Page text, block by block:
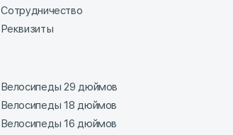
Сотрудничество
Реквизиты
Велосипеды 29 дюймов
Велосипеды 18 дюймов
Велосипеды 16 дюймов